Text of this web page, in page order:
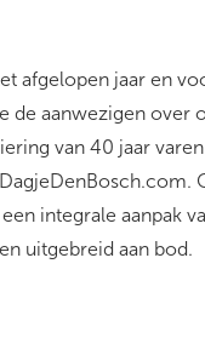
afgelopen jaar en
aanwezigen over
van 40 jaar
integrale aanpak
uitgebreid aan bod.